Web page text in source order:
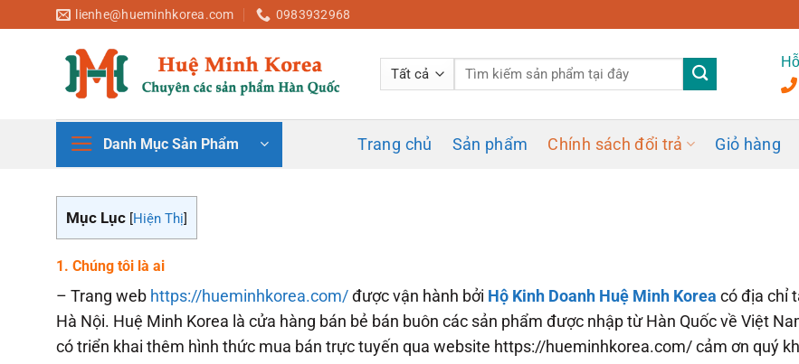
lienhe@hueminhkorea.com 0983932968
Tìm
Danh Mục Sản Phẩm Trang chủ Sản phẩm Chính sách đổi trả Giỏ hàng
Mục Lục [Hiện Thị]
1. Chúng tôi là ai
– Trang web https://hueminhkorea.com/ được vận hành bởi Hộ Kinh Doanh Huệ Minh Korea có địa chỉ
Hà Nội. Huệ Minh Korea là cửa hàng bán bẻ bán buôn các sản phẩm được nhập từ Hàn Quốc về Việt
có triển khai thêm hình thức mua bán trực tuyến qua website https://hueminhkorea.com/ cảm ơn quý